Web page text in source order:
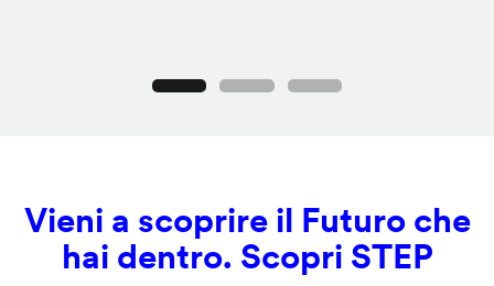
Vieni a scoprire il Futuro che
hai dentro. Scopri STEP